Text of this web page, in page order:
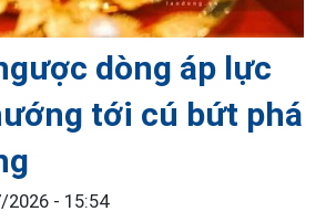
dòng áp lực
tới cú bứt phá
2026 - 15:54